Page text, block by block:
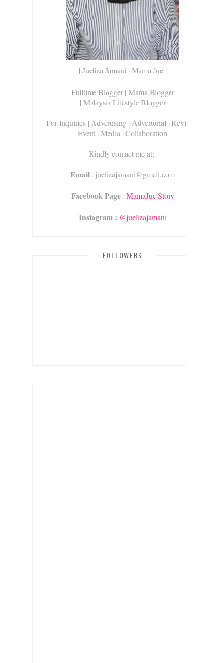
| Jueliza Jamani | Mama Jue |
Fulltime Blogger | Mama Blogger
| Malaysia Lifestyle Blogger
For Inquiries | Advertising | Advertorial | Review |
Event | Media | Collaboration
Kindly contact me at:-
Email : juelizajamani@gmail.com
Facebook Page: MamaJue Story
Instagram : @juelizajamani
FOLLOWERS